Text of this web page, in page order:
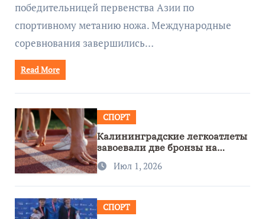
победительницей первенства Азии по
спортивному метанию ножа. Международные
соревнования завершились…
Read More
СПОРТ
Калининградские легкоатлеты
завоевали две бронзы на
первенстве России
Июл 1, 2026
СПОРТ